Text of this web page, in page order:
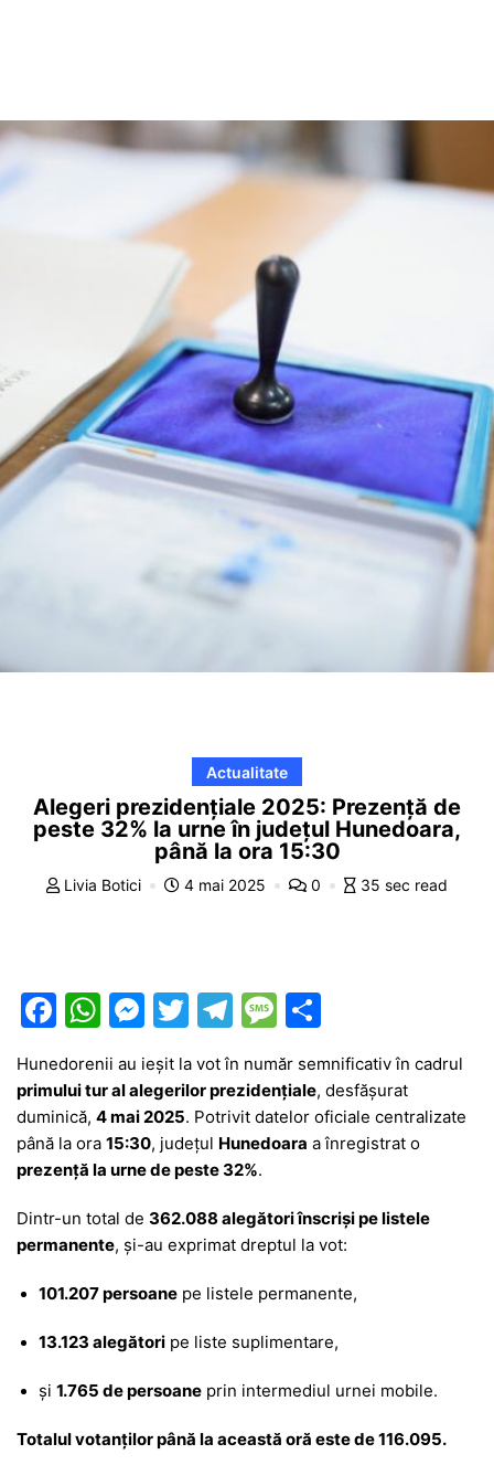
Actualitate
Alegeri prezidențiale 2025: Prezență de
peste 32% la urne în județul Hunedoara,
până la ora 15:30
Livia Botici 4 mai 2025 0 35 sec read
F
c
e
b
o
o
k
W
h
at
s
A
p
p
M
s
s
e
n
g
er
T
itt
er
T
e
gr
a
m
M
s
s
a
e
ar
ta
je
a
ă
Hunedorenii au ieșit la vot în număr semnificativ în cadrul
primului tur al alegerilor prezidențiale, desfășurat
duminică, 4 mai 2025. Potrivit datelor oficiale centralizate
până la ora 15:30, județul Hunedoara a înregistrat o
prezență la urne de peste 32%.
Dintr-un total de 362.088 alegători înscriși pe listele
permanente, și-au exprimat dreptul la vot:
101.207 persoane pe listele permanente,
13.123 alegători pe liste suplimentare,
și 1.765 de persoane prin intermediul urnei mobile.
Totalul votanților până la această oră este de 116.095.